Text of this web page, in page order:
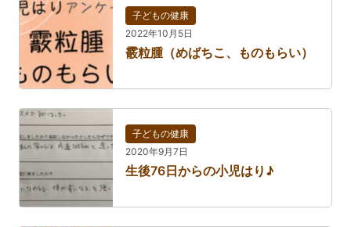
子どもの健康
2022年10月5日
霰粒腫（めばちこ、ものもらい）
子どもの健康
2020年9月7日
生後76日からの小児はり♪